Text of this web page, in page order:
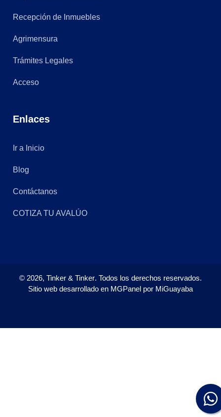
Recepción de Inmuebles
Agrimensura
Trámites Legales
Acceso
Enlaces
Ir a Inicio
Blog
Contáctanos
COTIZA TU AVALÚO
© 2026, Tinker & Tinker. Todos los derechos reservados.
Sitio web desarrollado en MGPanel por MiGuayaba